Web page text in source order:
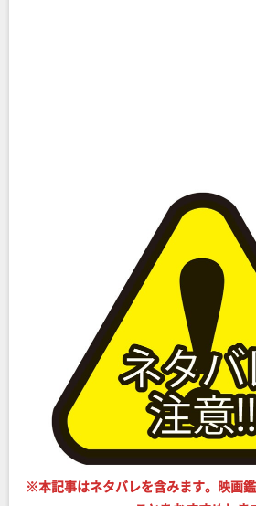
※本記事はネタバレを含みます。映画